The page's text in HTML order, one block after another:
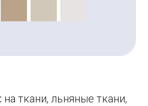
ткани, льняные ткани,